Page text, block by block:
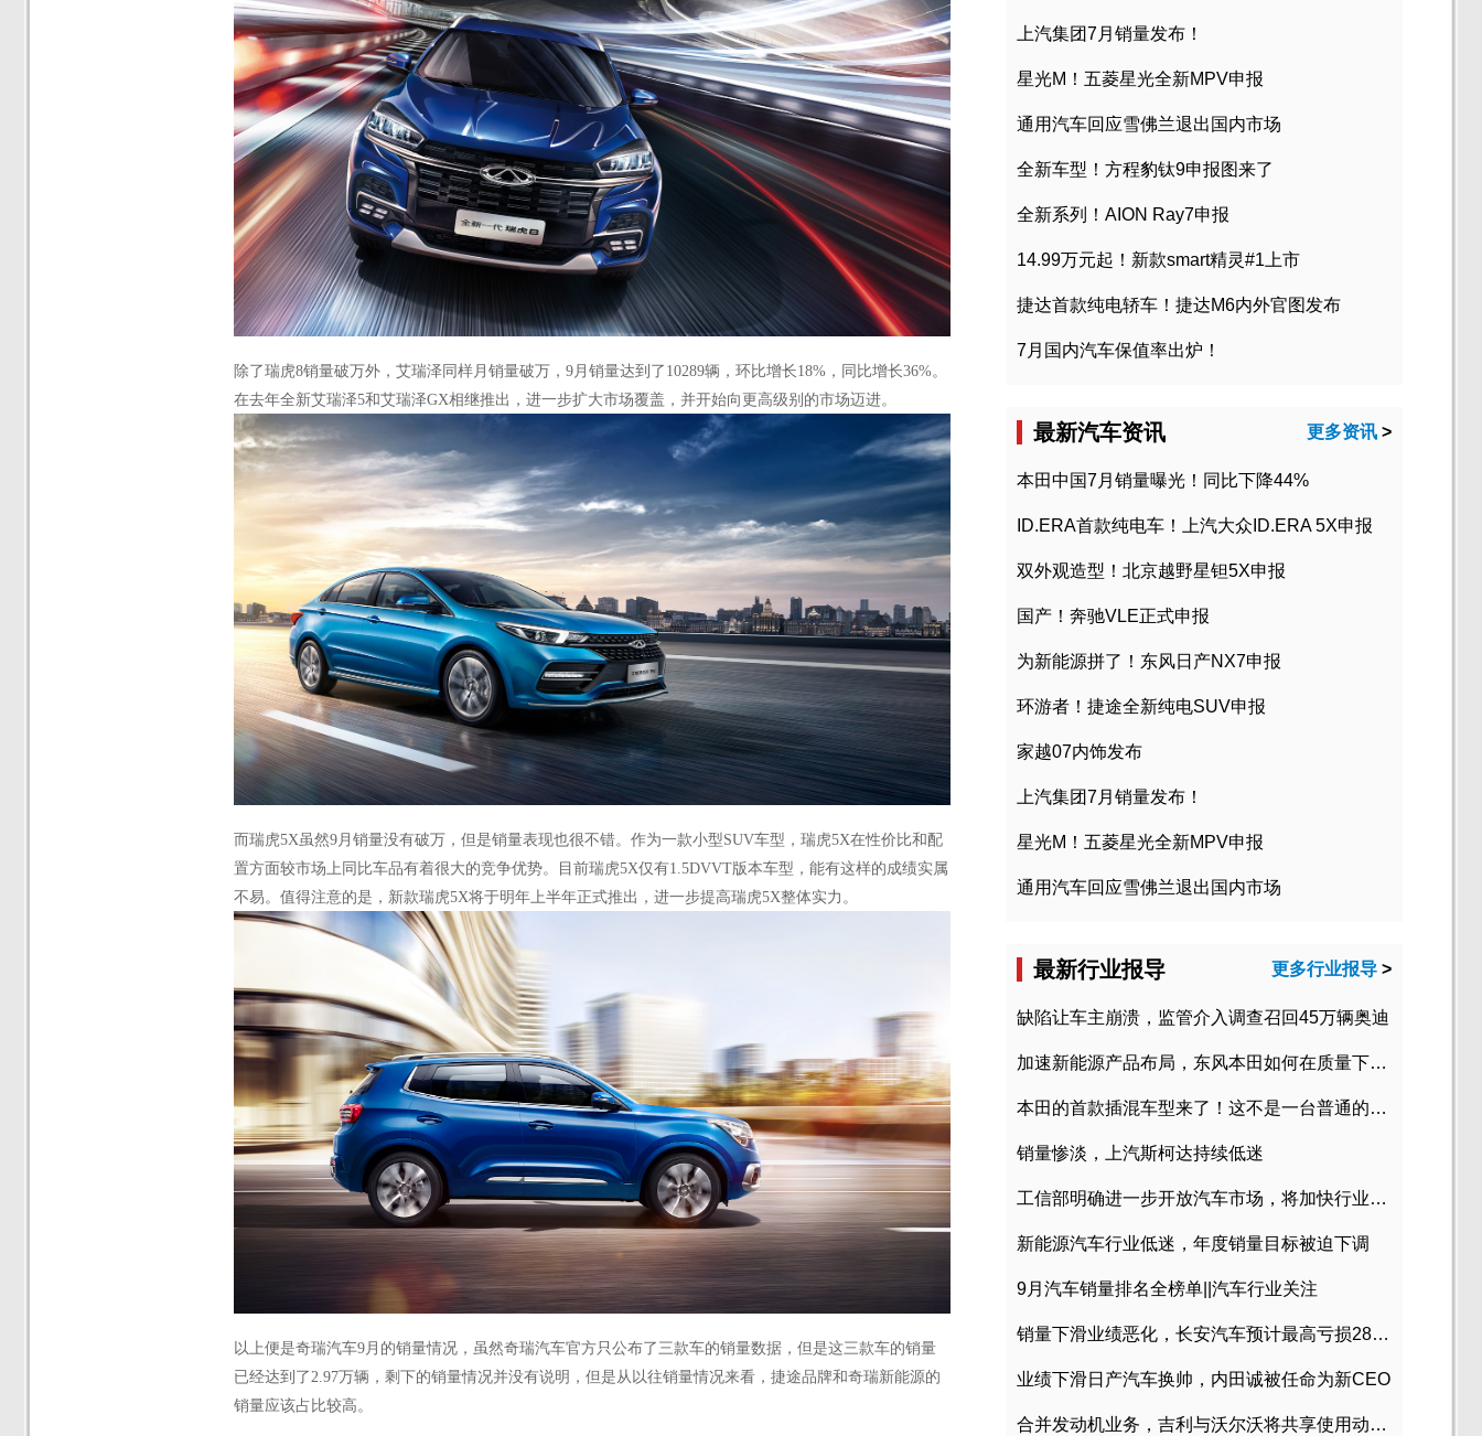
除了瑞虎8销量破万外，艾瑞泽同样月销量破万，9月销量达到了10289辆，环比增长18%，同比增长36%。
在去年全新艾瑞泽5和艾瑞泽GX相继推出，进一步扩大市场覆盖，并开始向更高级别的市场迈进。
而瑞虎5X虽然9月销量没有破万，但是销量表现也很不错。作为一款小型SUV车型，瑞虎5X在性价比和配
置方面较市场上同比车品有着很大的竞争优势。目前瑞虎5X仅有1.5DVVT版本车型，能有这样的成绩实属
不易。值得注意的是，新款瑞虎5X将于明年上半年正式推出，进一步提高瑞虎5X整体实力。
以上便是奇瑞汽车9月的销量情况，虽然奇瑞汽车官方只公布了三款车的销量数据，但是这三款车的销量
已经达到了2.97万辆，剩下的销量情况并没有说明，但是从以往销量情况来看，捷途品牌和奇瑞新能源的
销量应该占比较高。
上汽集团7月销量发布！
星光M！五菱星光全新MPV申报
通用汽车回应雪佛兰退出国内市场
全新车型！方程豹钛9申报图来了
全新系列！AION Ray7申报
14.99万元起！新款smart精灵#1上市
捷达首款纯电轿车！捷达M6内外官图发布
7月国内汽车保值率出炉！
最新汽车资讯 更多资讯 >
本田中国7月销量曝光！同比下降44%
ID.ERA首款纯电车！上汽大众ID.ERA 5X申报
双外观造型！北京越野星钽5X申报
国产！奔驰VLE正式申报
为新能源拼了！东风日产NX7申报
环游者！捷途全新纯电SUV申报
家越07内饰发布
上汽集团7月销量发布！
星光M！五菱星光全新MPV申报
通用汽车回应雪佛兰退出国内市场
最新行业报导 更多行业报导 >
缺陷让车主崩溃，监管介入调查召回45万辆奥迪
加速新能源产品布局，东风本田如何在质量下转型？
本田的首款插混车型来了！这不是一台普通的CR-V
销量惨淡，上汽斯柯达持续低迷
工信部明确进一步开放汽车市场，将加快行业兼并重组
新能源汽车行业低迷，年度销量目标被迫下调
9月汽车销量排名全榜单||汽车行业关注
销量下滑业绩恶化，长安汽车预计最高亏损28亿元
业绩下滑日产汽车换帅，内田诚被任命为新CEO
合并发动机业务，吉利与沃尔沃将共享使用动力总成